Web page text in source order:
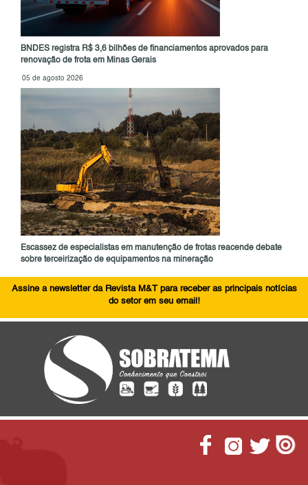
BNDES registra R$ 3,6 bilhões de financiamentos aprovados para
renovação de frota em Minas Gerais
05 de agosto 2026
Escassez de especialistas em manutenção de frotas reacende debate
sobre terceirização de equipamentos na mineração
Assine a newsletter da Revista M&T para receber as principais notícias
do setor em seu email!